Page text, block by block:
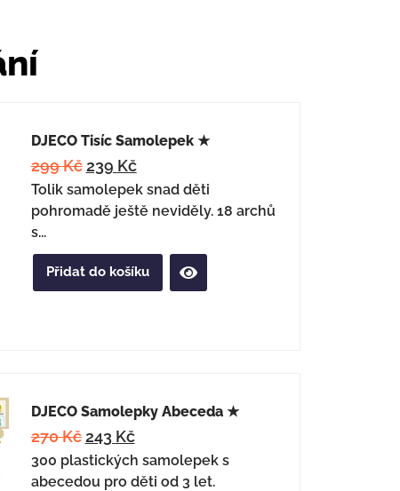
DJECO Tisíc Samolepek ★
299Kč 239 Kč
Tolik samolepek snad děti
pohromadě ještě neviděly. 18 archů
s...
Přidat do košíku
DJECO Samolepky Abeceda ★
270Kč 243 Kč
300 plastických samolepek s
abecedou pro děti od 3 let.